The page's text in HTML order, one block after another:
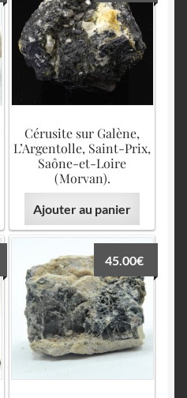
Cérusite sur Galène,
L’Argentolle, Saint-Prix,
Saône-et-Loire
(Morvan).
Ajouter au panier
45.00€